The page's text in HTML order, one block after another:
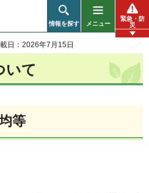
情報を探す メニュー
緊急・防
災
日：2026年7月15日
いて
等